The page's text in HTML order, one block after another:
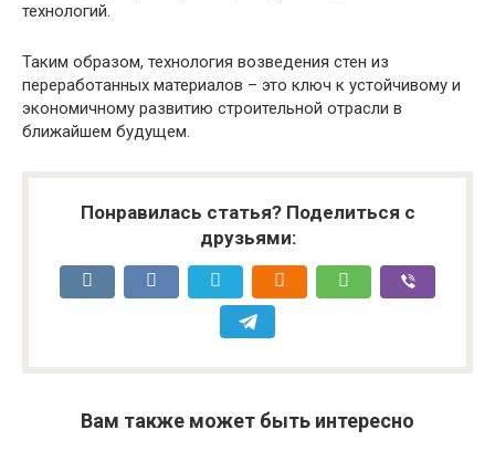
технологий.
Таким образом, технология возведения стен из
переработанных материалов – это ключ к устойчивому и
экономичному развитию строительной отрасли в
ближайшем будущем.
Понравилась статья? Поделиться с
друзьями:
Вам также может быть интересно